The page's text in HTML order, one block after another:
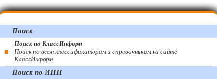
Поиск
Поиск по КлассИнформ
Поиск по всем классификаторам и справочникам на сайте
КлассИнформ
Поиск по ИНН